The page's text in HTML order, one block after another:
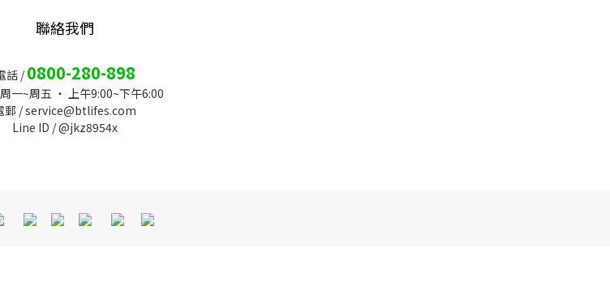
聯絡我們
話 /0800-280-898
一~周五 ‧ 上午9:00~下午6:00
郵 /service@btlifes.com
Line ID / @jkz8954x